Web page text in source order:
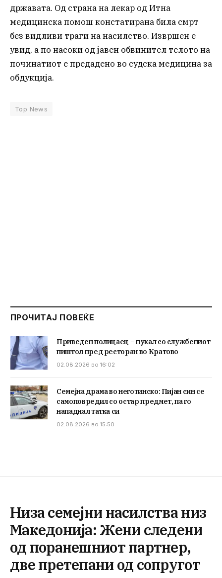
државата. Од страна на лекар од Итна
медицинска помош констатирана била смрт
без видливи траги на насилство. Извршен е
увид, а по насоки од јавен обвинител телото на
починатиот е предадено во судска медицина за
обдукција.
Top News
ПРОЧИТАЈ ПОВЕЌЕ
Приведен полицаец – пукал со службениот
пиштол пред ресторан во Кратово
02.08.2026 во 16:02
Семејна драма во неготинско: Пијан син се
самоповредил со остар предмет, па го
нападнал татка си
02.08.2026 во 15:50
Низа семејни насилства низ
Македонија: Жени следени
од поранешниот партнер,
две претепани од сопругот